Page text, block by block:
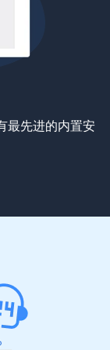
最先进的内置安